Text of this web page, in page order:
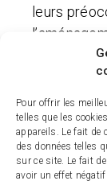
Pour offrir les
telles que les
appareils. Le fait de
des données telles
sur ce site. Le fait
avoir un effet
leurs
Le comité
municipal
sont